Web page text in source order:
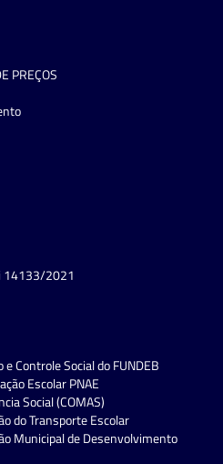
PREÇOS
14133/2021
Controle Social do FUNDEB
Escolar PNAE
Social (COMAS)
do Transporte Escolar
Municipal de Desenvolvimento